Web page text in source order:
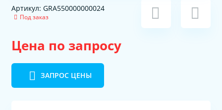
Артикул: GRA550000000024
Под заказ
Цена по запросу
ЗАПРОС ЦЕНЫ